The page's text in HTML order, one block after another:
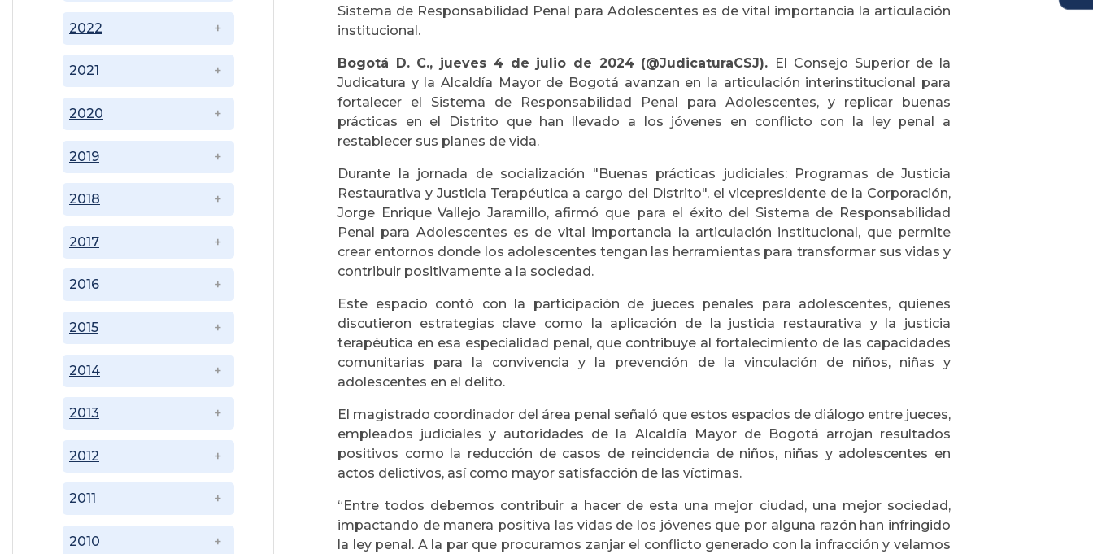
2010
2011
2012
2013
2014
2015
2016
2017
2018
2019
2020
2021
2022
Sistema de Responsabilidad Penal para Adolescentes es de vital importancia la articulación
institucional.
Bogotá D. C., jueves 4 de julio de 2024 (@JudicaturaCSJ). El Consejo Superior de la
Judicatura y la Alcaldía Mayor de Bogotá avanzan en la articulación interinstitucional para
fortalecer el Sistema de Responsabilidad Penal para Adolescentes, y replicar buenas
prácticas en el Distrito que han llevado a los jóvenes en conflicto con la ley penal a
restablecer sus planes de vida.
Durante la jornada de socialización "Buenas prácticas judiciales: Programas de Justicia
Restaurativa y Justicia Terapéutica a cargo del Distrito", el vicepresidente de la Corporación,
Jorge Enrique Vallejo Jaramillo, afirmó que para el éxito del Sistema de Responsabilidad
Penal para Adolescentes es de vital importancia la articulación institucional, que permite
crear entornos donde los adolescentes tengan las herramientas para transformar sus vidas y
contribuir positivamente a la sociedad.
Este espacio contó con la participación de jueces penales para adolescentes, quienes
discutieron estrategias clave como la aplicación de la justicia restaurativa y la justicia
terapéutica en esa especialidad penal, que contribuye al fortalecimiento de las capacidades
comunitarias para la convivencia y la prevención de la vinculación de niños, niñas y
adolescentes en el delito.
El magistrado coordinador del área penal señaló que estos espacios de diálogo entre jueces,
empleados judiciales y autoridades de la Alcaldía Mayor de Bogotá arrojan resultados
positivos como la reducción de casos de reincidencia de niños, niñas y adolescentes en
actos delictivos, así como mayor satisfacción de las víctimas.
“Entre todos debemos contribuir a hacer de esta una mejor ciudad, una mejor sociedad,
impactando de manera positiva las vidas de los jóvenes que por alguna razón han infringido
la ley penal. A la par que procuramos zanjar el conflicto generado con la infracción y velamos